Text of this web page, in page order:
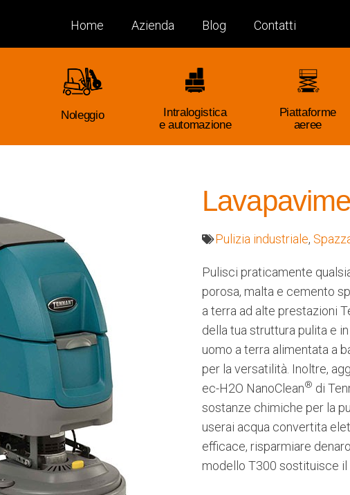
Home Azienda Blog Contatti
Noleggio
Intralogistica
e automazione
Piattaforme
aeree
Pulizia industriale,
Pulisci praticamente
porosa, malta e cemento
a terra ad alte prestazioni
della tua struttura pulita e
uomo a terra alimentata a
per la versatilità. Inoltre,
ec-H2O NanoClean® di
sostanze chimiche per la
userai acqua convertita
efficace, risparmiare
modello T300 sostituisce il